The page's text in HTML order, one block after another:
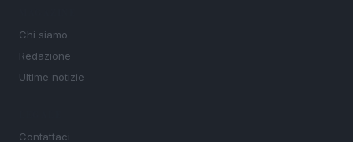
Chi siamo
Redazione
Ultime notizie
Contattaci